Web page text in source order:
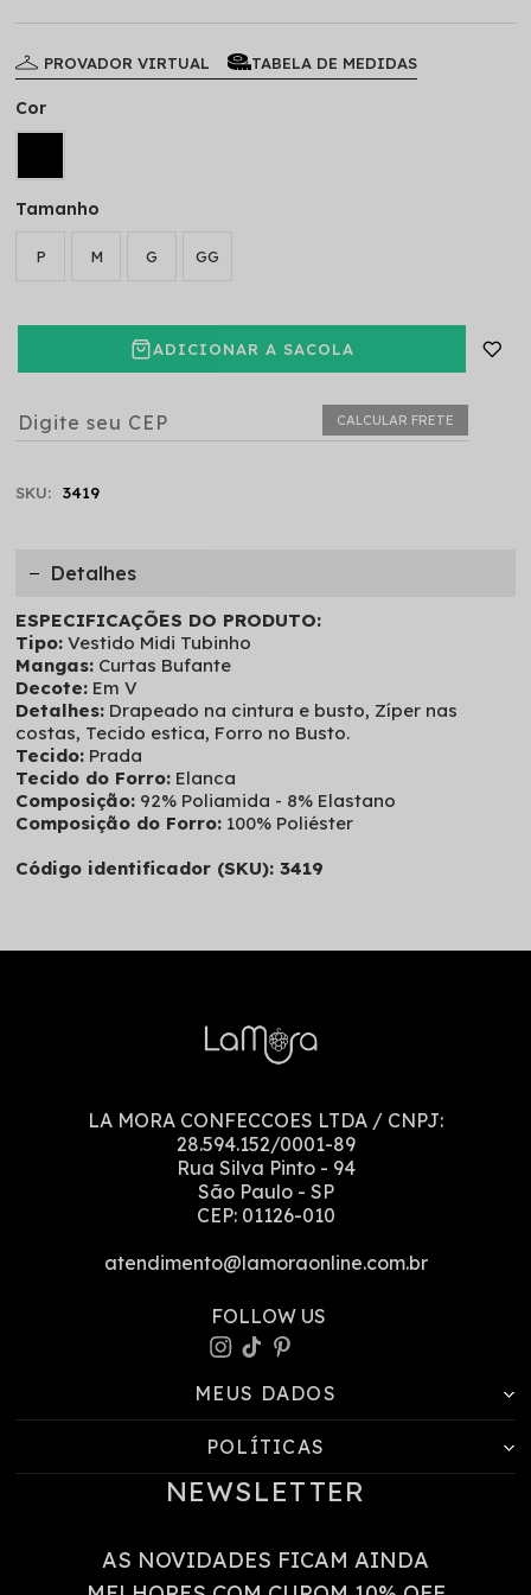
PROVADOR VIRTUAL TABELA DE MEDIDAS
Tamanho
P M G GG
Cor
ADICIONAR A SACOLA
CALCULAR FRETE
SKU: 3419
Detalhes
ESPECIFICAÇÕES DO PRODUTO:
Tipo: Vestido Midi Tubinho
Mangas: Curtas Bufante
Decote: Em V
Detalhes: Drapeado na cintura e busto, Zíper nas
costas, Tecido estica, Forro no Busto.
Tecido: Prada
Tecido do Forro: Elanca
Composição: 92% Poliamida - 8% Elastano
Composição do Forro: 100% Poliéster
Código identificador (SKU): 3419
LA MORA CONFECCOES LTDA / CNPJ:
28.594.152/0001-89
Rua Silva Pinto - 94
São Paulo - SP
CEP: 01126-010
atendimento@lamoraonline.com.br
MEUS DADOS
POLÍTICAS
NEWSLETTER
AS NOVIDADES FICAM AINDA